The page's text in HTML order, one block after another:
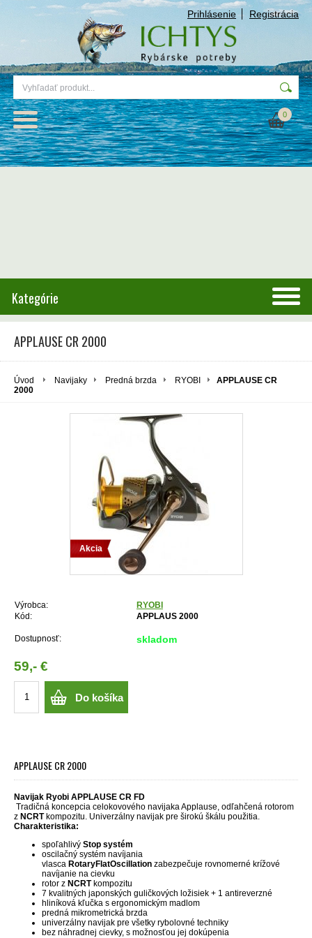
Prihlásenie Registrácia
0
Kategórie
APPLAUSE CR 2000
Úvod Navijaky Predná brzda RYOBI
APPLAUSE CR
2000
Akcia
Výrobca:
RYOBI
Kód:
APPLAUS 2000
Dostupnosť: skladom
59,- €
Do košíka
APPLAUSE CR 2000
Navijak Ryobi APPLAUSE CR FD
Tradičná koncepcia celokovového navijaka Applause, odľahčená rotorom
z NCRTkompozitu. Univerzálny navijak pre širokú škálu použitia.
Charakteristika:
spoľahlivý Stop systém
oscilačný systém navíjania
vlasca RotaryFlatOscillation zabezpečuje rovnomerné krížové
navíjanie na cievku
rotor z NCRTkompozitu
7 kvalitných japonských guličkových ložisiek + 1 antireverzné
hliníková kľučka s ergonomickým madlom
predná mikrometrická brzda
univerzálny navijak pre všetky rybolovné techniky
bez náhradnej cievky, s možnosťou jej dokúpenia